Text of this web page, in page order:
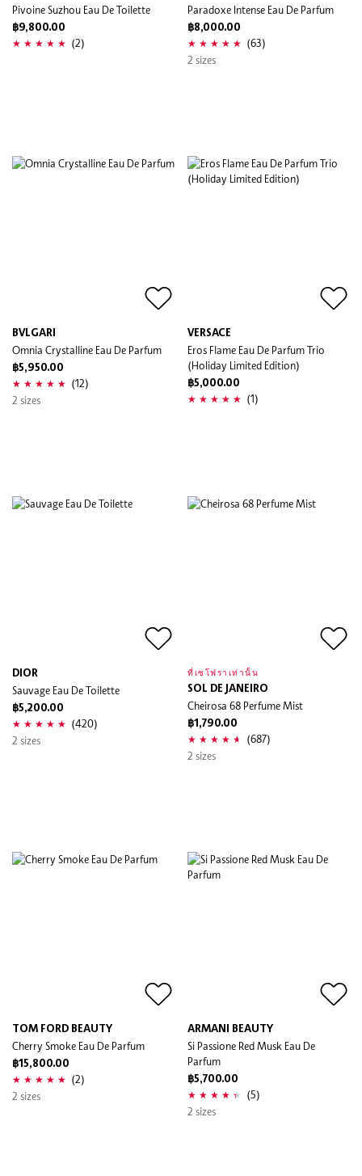
Pivoine Suzhou Eau De Toilette
฿9,800.00
(2)
Paradoxe Intense Eau De Parfum
฿8,000.00
(63)
2 sizes
BVLGARI
Omnia Crystalline Eau De Parfum
฿5,950.00
(12)
2 sizes
VERSACE
Eros Flame Eau De Parfum Trio
(Holiday Limited Edition)
฿5,000.00
(1)
DIOR
Sauvage Eau De Toilette
฿5,200.00
(420)
2 sizes
ที่เซโฟราเท่านั้น
SOL DE JANEIRO
Cheirosa 68 Perfume Mist
฿1,790.00
(687)
2 sizes
TOM FORD BEAUTY
Cherry Smoke Eau De Parfum
฿15,800.00
(2)
2 sizes
ARMANI BEAUTY
Si Passione Red Musk Eau De
Parfum
฿5,700.00
(5)
2 sizes